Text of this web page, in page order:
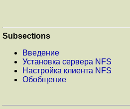
Subsections
Введение
Установка сервера NFS
Настройка клиента NFS
Обобщение